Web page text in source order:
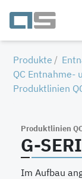
Produkte
QC Entnahme-
Produktlinien
Produktlinien
G-
Im Aufbau